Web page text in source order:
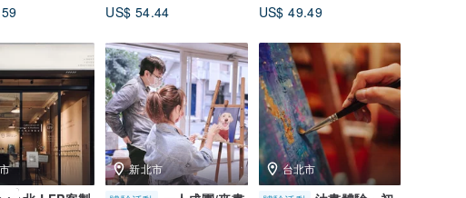
US$ 54.44
US$ 49.49
新北市 台北市